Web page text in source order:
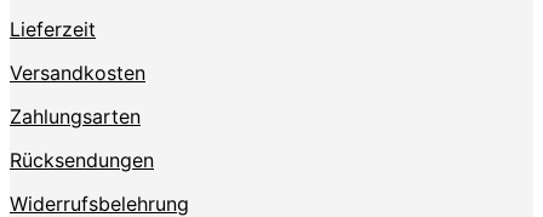
Lieferzeit
Versandkosten
Zahlungsarten
Rücksendungen
Widerrufsbelehrung